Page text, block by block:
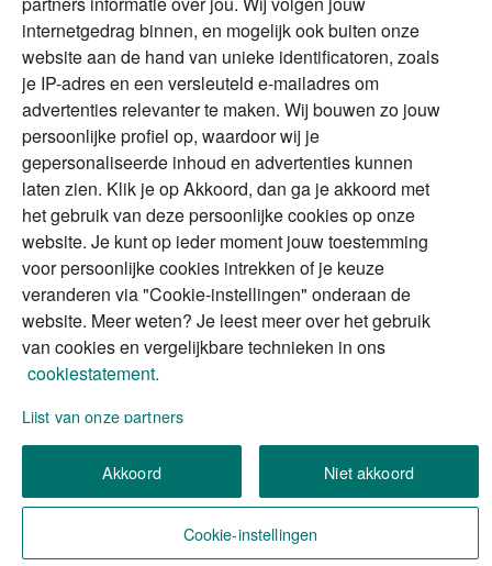
DGA
Erfenis
The Exit Years
Contact
Alles voor en over vermogenden.
Over ABN AMRO Veiligheid
Privacy & Cookies
Toegankelijkheid
Disclaimer RSS
We gebruiken de persoonlijke informatie die u
invult, om uw verzoek (of aanvraag) te verwerken.
Wilt u meer weten over hoe we omgaan met uw
persoonlijke informatie?Lees meer in ons privacy
internetgedrag binnen, en mogelijk ook buiten onze
website aan de hand van unieke identificatoren, zoals
je IP-adres en een versleuteld e-mailadres om
advertenties relevanter te maken. Wij bouwen zo jouw
persoonlijke profiel op, waardoor wij je
gepersonaliseerde inhoud en advertenties kunnen
laten zien. Klik je op Akkoord, dan ga je akkoord met
het gebruik van deze persoonlijke cookies op onze
website. Je kunt op ieder moment jouw toestemming
voor persoonlijke cookies intrekken of je keuze
veranderen via "Cookie-instellingen" onderaan de
website. Meer weten? Je leest meer over het gebruik
van cookies en vergelijkbare technieken in ons
cookiestatement.
Lijst van onze partners
Akkoord Niet akkoord
Cookie-instellingen